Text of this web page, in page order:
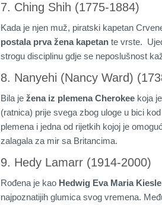
7. Ching Shih (1775-1884)
Kada je njen muž, piratski kapetan
postala prva žena kapetan te vrste.
strogu disciplinu gdje se neposlušnost
8. Nanyehi (Nancy Ward)
Bila je žena iz plemena Cherokee koja
(ratnica) prije svega zbog uloge u bici
plemena i jedna od rijetkih kojoj je
zalagala za mir sa Britancima.
9. Hedy Lamarr (1914-2000)
Rođena je kao Hedwig Eva Maria
najpoznatijih glumica svog vremena.